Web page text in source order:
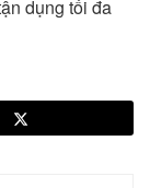
dụng tối đa